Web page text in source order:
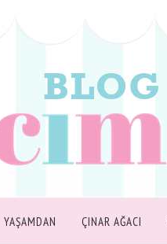
YAŞAMDAN ÇINAR AĞACI